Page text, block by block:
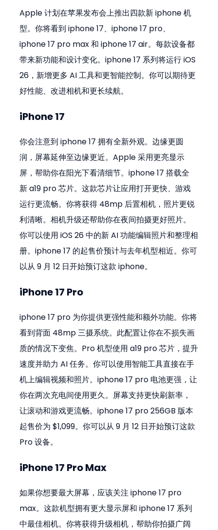
Apple 计划在苹果发布会上推出四款新 iphone 机
型。你将看到 iphone 17、iphone 17 pro、
iphone 17 pro max 和 iphone 17 air。每款设备都
带来新功能和设计变化。iphone 17 系列将运行 iOS
26，新增更多 AI 工具和更智能控制。你可以期待更
好性能、改进相机和更长续航。
iPhone 17
你会注意到 iphone 17 拥有全新外观。边缘更圆
润，屏幕延伸至边缘更近。Apple 采用更亮显示
屏，帮助你在阳光下看清细节。iphone 17 搭载全
新 a19 pro 芯片。这款芯片让应用打开更快、游戏
运行更流畅。你将获得 48mp 后置相机，照片更锐
利清晰。相机升级还帮助你在夜间拍摄更好照片。
你可以使用 iOS 26 中的新 AI 功能编辑照片和整理相
册。iphone 17 的起售价预计与去年机型相近。你可
以从 9 月 12 日开始预订这款 iphone。
iPhone 17 Pro
iphone 17 pro 为你提供更强性能和额外功能。你将
看到背面 48mp 三摄系统。此配置让你在不损失画
质的情况下变焦。Pro 机型使用 a19 pro 芯片，提升
速度并助力 AI 任务。你可以使用智能工具直接在手
机上编辑视频和照片。iphone 17 pro 电池更强，让
你在两次充电间使用更久。屏幕支持更快刷新率，
让滚动和游戏更流畅。iphone 17 pro 256GB 版本
起售价为 $1,099。你可以从 9 月 12 日开始预订这款
Pro 设备。
iPhone 17 Pro Max
如果你想要最大屏幕，应该关注 iphone 17 pro
max。这款机型拥有更大显示屏和 iphone 17 系列
中最佳相机。你将获得升级相机，帮助你拍摄广阔